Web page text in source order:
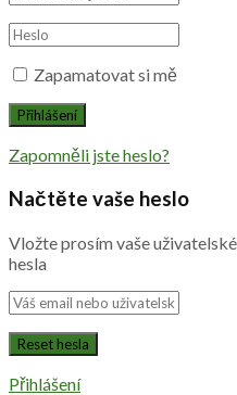
Zapamatovat si mě
Zapomněli jste heslo?
Načtěte vaše heslo
Vložte prosím vaše
hesla
Přihlášení